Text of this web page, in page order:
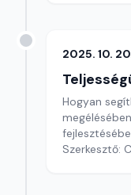
2025. 10.
Hogyan
Szerkesztő: